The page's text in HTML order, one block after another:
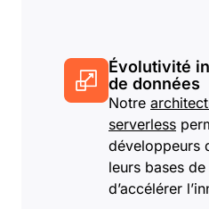
Évolutivité
de données
Notre
serverless
développeurs
leurs bases
d’accélérer